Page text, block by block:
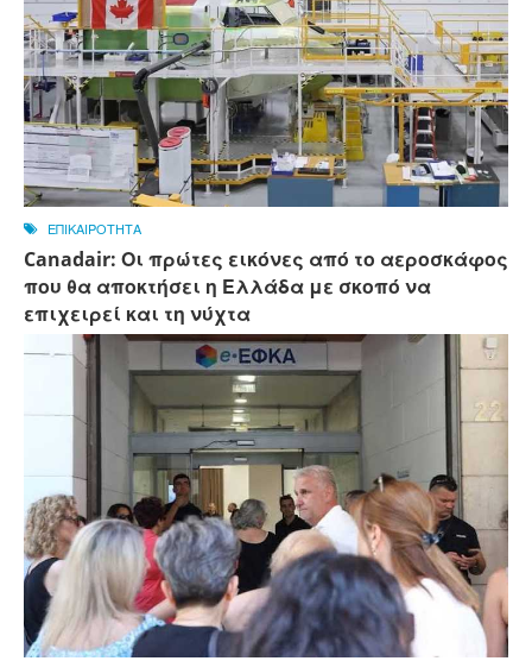
ΕΠΙΚΑΙΡΟΤΗΤΑ
Canadair: Οι πρώτες εικόνες από το αεροσκάφος
που θα αποκτήσει η Ελλάδα με σκοπό να
επιχειρεί και τη νύχτα